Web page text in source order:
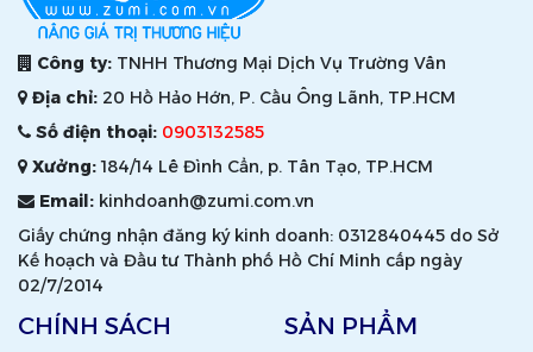
Công ty: TNHH Thương Mại Dịch Vụ Trường Vân
Địa chỉ: 20 Hồ Hảo Hớn, P. Cầu Ông Lãnh, TP.HCM
Số điện thoại: 0903132585
Xưởng:184/14 Lê Đình Cẩn, p. Tân Tạo, TP.HCM
Email: kinhdoanh@zumi.com.vn
Giấy chứng nhận đăng ký kinh doanh: 0312840445 do Sở
Kế hoạch và Đầu tư Thành phố Hồ Chí Minh cấp ngày
02/7/2014
CHÍNH SÁCH SẢN PHẨM